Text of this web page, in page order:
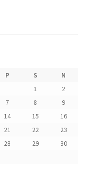
P S
N
1
2
7 8
9
14 15
16
21 22
23
28 29
30